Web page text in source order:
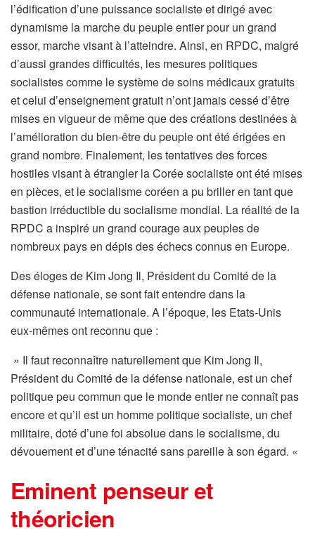
l’édification d’une puissance socialiste et dirigé avec
dynamisme la marche du peuple entier pour un grand
essor, marche visant à l’atteindre. Ainsi, en RPDC, malgré
d’aussi grandes difficultés, les mesures politiques
socialistes comme le système de soins médicaux gratuits
et celui d’enseignement gratuit n’ont jamais cessé d’être
mises en vigueur de même que des créations destinées à
l’amélioration du bien-être du peuple ont été érigées en
grand nombre. Finalement, les tentatives des forces
hostiles visant à étrangler la Corée socialiste ont été mises
en pièces, et le socialisme coréen a pu briller en tant que
bastion irréductible du socialisme mondial. La réalité de la
RPDC a inspiré un grand courage aux peuples de
nombreux pays en dépis des échecs connus en Europe.
Des éloges de Kim Jong Il, Président du Comité de la
défense nationale, se sont fait entendre dans la
communauté internationale. A l’époque, les Etats-Unis
eux-mêmes ont reconnu que :
» Il faut reconnaître naturellement que Kim Jong Il,
Président du Comité de la défense nationale, est un chef
politique peu commun que le monde entier ne connaît pas
encore et qu’il est un homme politique socialiste, un chef
militaire, doté d’une foi absolue dans le socialisme, du
dévouement et d’une ténacité sans pareille à son égard. «
Eminent penseur et
théoricien